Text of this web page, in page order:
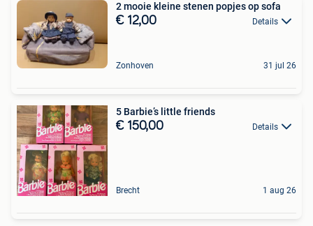
2 mooie kleine stenen popjes op sofa
€ 12,00 Details
Zonhoven 31 jul 26
5 Barbie’s little friends
€ 150,00 Details
Brecht 1 aug 26